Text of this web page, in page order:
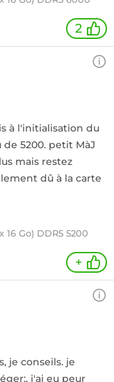
2
à l'initialisation du
de 5200. petit MàJ
mais restez
dû à la carte
16 Go) DDR5 5200
+
je conseils. je
j'ai eu peur